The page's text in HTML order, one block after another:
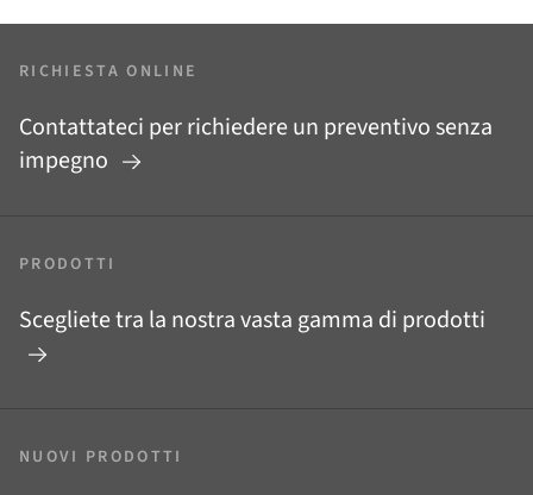
RICHIESTA ONLINE
Contattateci per richiedere un preventivo senza
impegno
PRODOTTI
Scegliete tra la nostra vasta gamma di prodotti
NUOVI PRODOTTI